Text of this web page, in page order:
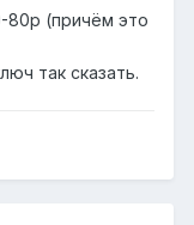
80р (причём это
так сказать.